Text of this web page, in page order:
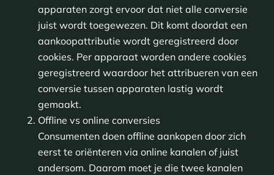
apparaten zorgt ervoor dat niet alle conversie
juist wordt toegewezen. Dit komt doordat een
aankoopattributie wordt geregistreerd door
cookies. Per apparaat worden andere cookies
geregistreerd waardoor het attribueren van een
conversie tussen apparaten lastig wordt
gemaakt.
Offline vs online conversies
Consumenten doen offline aankopen door zich
eerst te oriënteren via online kanalen of juist
andersom. Daarom moet je die twee kanalen